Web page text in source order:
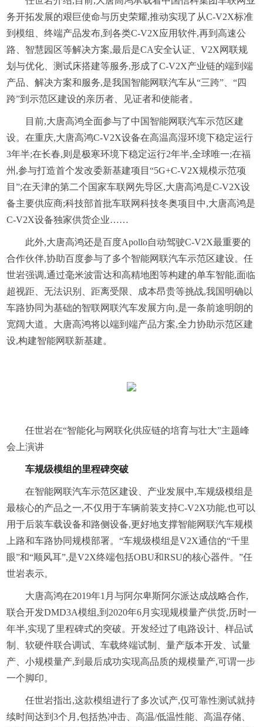
务开拓发展的艰巨使命与历史荣耀,推动实现了从C-V2X标准
到模组、终端产品发布,到各类C-V2X应用软件,再到高速公
路、智慧园区等解决方案,最后是CA安全认证、V2X网联规
划与优化、测试床搭建等服务,形成了C-V2X产业链的端到端
产品、解决方案和服务,是我国智能网联汽车从“三跨”、“四
跨”到示范区建设的亲历者、见证者和使能者。
目前,大唐高鸿全面参与了中国智能网联汽车示范区建
设。在重庆,大唐高鸿C-V2X设备在高温高湿环境下稳定运行
3年半;在长春,则是极寒环境下稳定运行2年半,全球唯一;在福
州,参与打造首个发改委新基建项目“5G+C-V2X规模示范项
目”;在天津的第二个国家车联网先导区,大唐高鸿是C-V2X设
备主要供应商;科技部首批车联网科技冬奥项目中,大唐高鸿是
C-V2X设备独家供货企业……
此外,大唐高鸿还是百度Apollo自动驾驶C-V2X最重要的
合作伙伴,协助百度参与了多个智能网联汽车示范区建设。任
世岩强调,通过毫米波雷达和高精地图等构建的单车智能,面临
超视距、无法识别、距离受限、成本昂贵等挑战,我国明确以
车路协同为基础的智联网联汽车发展方向,是一条前途明朗的
宽阔大道。大唐高鸿将以端到端产品方案,全力协助示范区建
设,构建智能网联新基建。
任世岩在“智能化与网联化供应链的培育与壮大”主题峰
会上演讲
车规级模组的里程碑突破
在智能网联汽车示范区建设、产业发展中,车规级模组是
最核心的产品之一,不仅用于车辆前装支持C-V2X功能,也可以
用于后装车载设备和路侧设备,更好地支撑智能网联汽车规模
上路和车路协同规模部署。“车规级模组是V2X通信的“千里
眼”和“顺风耳”,是V2X终端包括OBU和RSU的核心器件。”任
世岩表示。
大唐高鸿在2019年1月与阿尔卑斯阿尔派达成战略合作,
联合开发DMD3A模组,到2020年6月实现规模量产供货,历时一
年半,实现了里程碑式的突破。开发经过了电路设计、样品试
制、软硬件联合调试、车载终端试制、量产版本开发、试量
产、小规模量产,到最后成功实现高品质的规模量产,可谓一步
一个脚印。
任世岩指出,这款模组进行了多次试产,仅可靠性测试就持
续时间达到3个月,包括热冲击、高温/低温性能、高温存储、